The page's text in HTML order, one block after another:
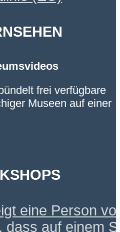
frei verfügbare
Museen auf einer